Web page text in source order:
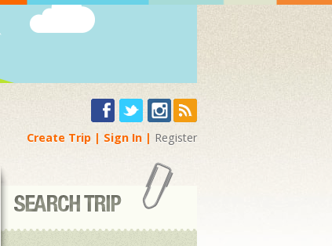
Create Trip Sign In Register